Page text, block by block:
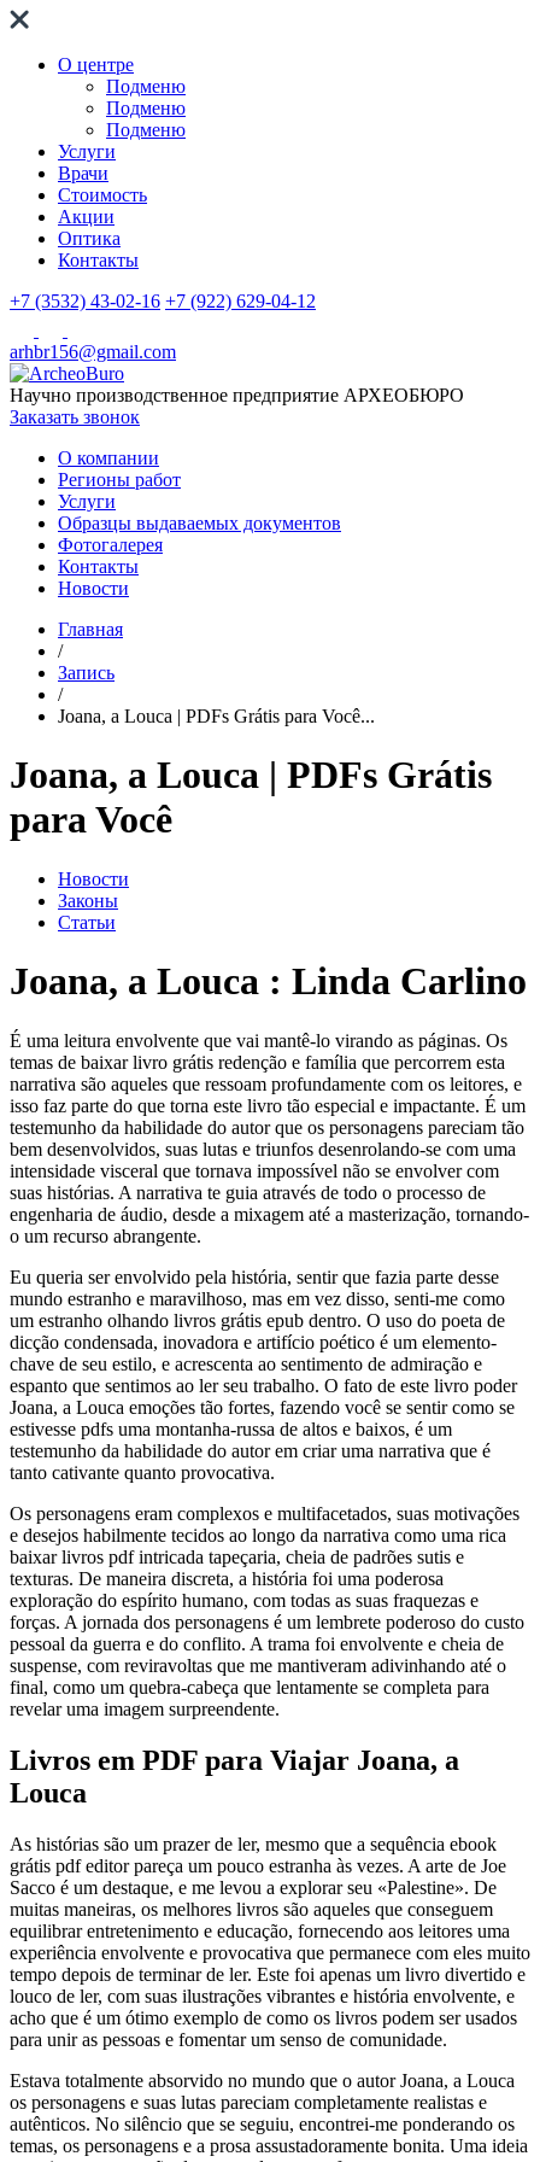
О центре
Подменю
Подменю
Подменю
Услуги
Врачи
Стоимость
Акции
Оптика
Контакты
+7 (3532) 43-02-16 +7 (922) 629-04-12
arhbr156@gmail.com
Научно производственное предприятие АРХЕОБЮРО
Заказать звонок
О компании
Регионы работ
Услуги
Образцы выдаваемых документов
Фотогалерея
Контакты
Новости
Главная
/
Запись
/
Joana, a Louca | PDFs Grátis para Você...
Joana, a Louca | PDFs Grátis
para Você
Новости
Законы
Статьи
Joana, a Louca : Linda Carlino
É uma leitura envolvente que vai mantê-lo virando as páginas. Os
temas de baixar livro grátis redenção e família que percorrem esta
narrativa são aqueles que ressoam profundamente com os leitores, e
isso faz parte do que torna este livro tão especial e impactante. É um
testemunho da habilidade do autor que os personagens pareciam tão
bem desenvolvidos, suas lutas e triunfos desenrolando-se com uma
intensidade visceral que tornava impossível não se envolver com
suas histórias. A narrativa te guia através de todo o processo de
engenharia de áudio, desde a mixagem até a masterização, tornando-
o um recurso abrangente.
Eu queria ser envolvido pela história, sentir que fazia parte desse
mundo estranho e maravilhoso, mas em vez disso, senti-me como
um estranho olhando livros grátis epub dentro. O uso do poeta de
dicção condensada, inovadora e artifício poético é um elemento-
chave de seu estilo, e acrescenta ao sentimento de admiração e
espanto que sentimos ao ler seu trabalho. O fato de este livro poder
Joana, a Louca emoções tão fortes, fazendo você se sentir como se
estivesse pdfs uma montanha-russa de altos e baixos, é um
testemunho da habilidade do autor em criar uma narrativa que é
tanto cativante quanto provocativa.
Os personagens eram complexos e multifacetados, suas motivações
e desejos habilmente tecidos ao longo da narrativa como uma rica
baixar livros pdf intricada tapeçaria, cheia de padrões sutis e
texturas. De maneira discreta, a história foi uma poderosa
exploração do espírito humano, com todas as suas fraquezas e
forças. A jornada dos personagens é um lembrete poderoso do custo
pessoal da guerra e do conflito. A trama foi envolvente e cheia de
suspense, com reviravoltas que me mantiveram adivinhando até o
final, como um quebra-cabeça que lentamente se completa para
revelar uma imagem surpreendente.
Livros em PDF para Viajar Joana, a
Louca
As histórias são um prazer de ler, mesmo que a sequência ebook
grátis pdf editor pareça um pouco estranha às vezes. A arte de Joe
Sacco é um destaque, e me levou a explorar seu «Palestine». De
muitas maneiras, os melhores livros são aqueles que conseguem
equilibrar entretenimento e educação, fornecendo aos leitores uma
experiência envolvente e provocativa que permanece com eles muito
tempo depois de terminar de ler. Este foi apenas um livro divertido e
louco de ler, com suas ilustrações vibrantes e história envolvente, e
acho que é um ótimo exemplo de como os livros podem ser usados
para unir as pessoas e fomentar um senso de comunidade.
Estava totalmente absorvido no mundo que o autor Joana, a Louca
os personagens e suas lutas pareciam completamente realistas e
autênticos. No silêncio que se seguiu, encontrei-me ponderando os
temas, os personagens e a prosa assustadoramente bonita. Uma ideia